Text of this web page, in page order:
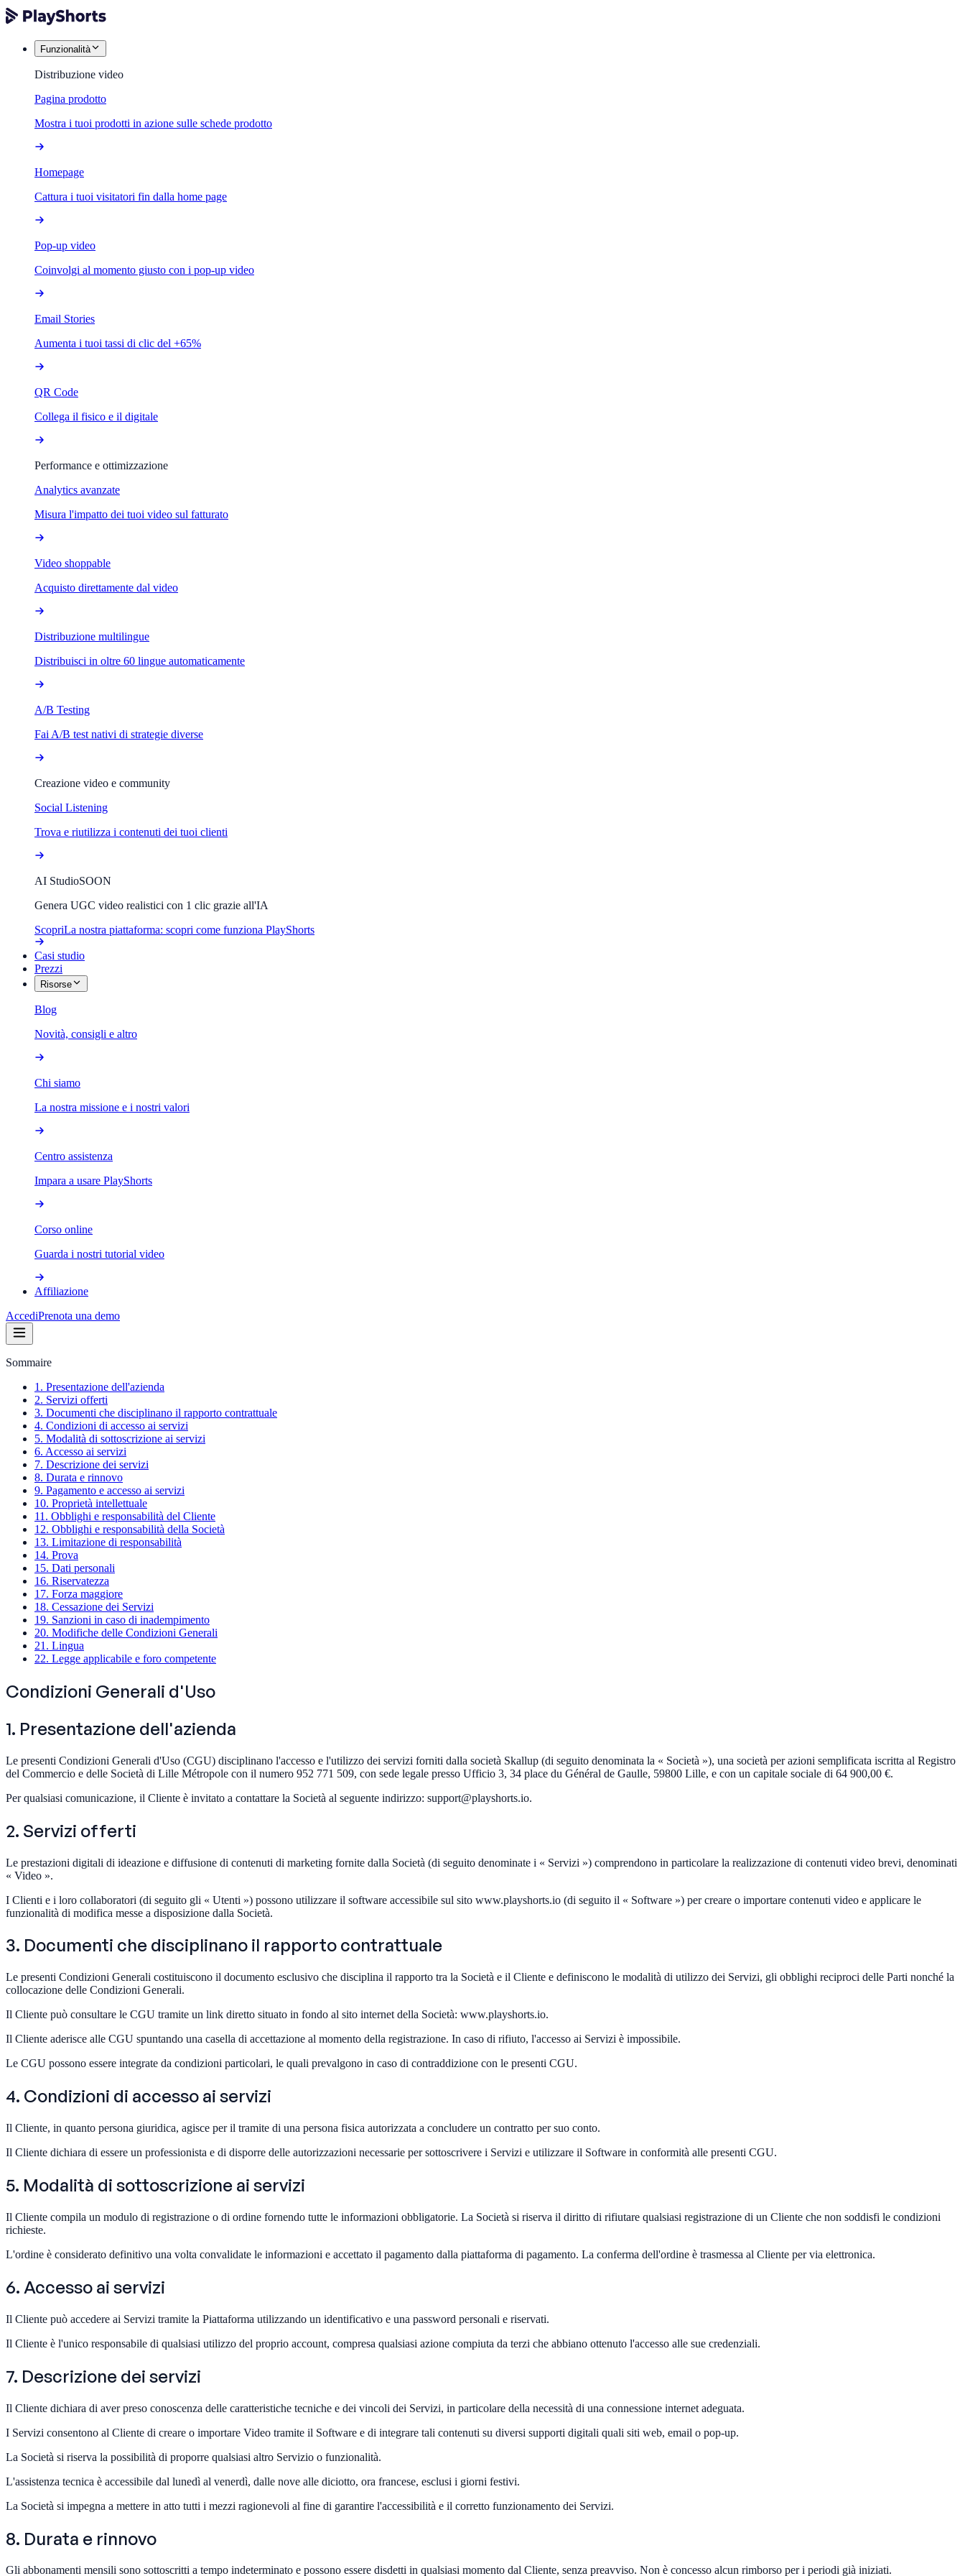
Funzionalità
Distribuzione video
Pagina prodotto
Mostra i tuoi prodotti in azione sulle schede prodotto
Homepage
Cattura i tuoi visitatori fin dalla home page
Pop-up video
Coinvolgi al momento giusto con i pop-up video
Email Stories
Aumenta i tuoi tassi di clic del +65%
QR Code
Collega il fisico e il digitale
Performance e ottimizzazione
Analytics avanzate
Misura l'impatto dei tuoi video sul fatturato
Video shoppable
Acquisto direttamente dal video
Distribuzione multilingue
Distribuisci in oltre 60 lingue automaticamente
A/B Testing
Fai A/B test nativi di strategie diverse
Creazione video e community
Social Listening
Trova e riutilizza i contenuti dei tuoi clienti
AI StudioSOON
Genera UGC video realistici con 1 clic grazie all'IA
ScopriLa nostra piattaforma: scopri come funziona PlayShorts
Casi studio
Prezzi
Risorse
Blog
Novità, consigli e altro
Chi siamo
La nostra missione e i nostri valori
Centro assistenza
Impara a usare PlayShorts
Corso online
Guarda i nostri tutorial video
Affiliazione
AccediPrenota una demo
Sommaire
1. Presentazione dell'azienda
2. Servizi offerti
3. Documenti che disciplinano il rapporto contrattuale
4. Condizioni di accesso ai servizi
5. Modalità di sottoscrizione ai servizi
6. Accesso ai servizi
7. Descrizione dei servizi
8. Durata e rinnovo
9. Pagamento e accesso ai servizi
10. Proprietà intellettuale
11. Obblighi e responsabilità del Cliente
12. Obblighi e responsabilità della Società
13. Limitazione di responsabilità
14. Prova
15. Dati personali
16. Riservatezza
17. Forza maggiore
18. Cessazione dei Servizi
19. Sanzioni in caso di inadempimento
20. Modifiche delle Condizioni Generali
21. Lingua
22. Legge applicabile e foro competente
Condizioni Generali d'Uso
1. Presentazione dell'azienda
Le presenti Condizioni Generali d'Uso (CGU) disciplinano l'accesso e l'utilizzo dei servizi forniti dalla società Skallup (di seguito denominata la « Società »), una società per azioni semplificata iscritta al Registro
del Commercio e delle Società di Lille Métropole con il numero 952 771 509, con sede legale presso Ufficio 3, 34 place du Général de Gaulle, 59800 Lille, e con un capitale sociale di 64 900,00 €.
Per qualsiasi comunicazione, il Cliente è invitato a contattare la Società al seguente indirizzo: support@playshorts.io.
2. Servizi offerti
Le prestazioni digitali di ideazione e diffusione di contenuti di marketing fornite dalla Società (di seguito denominate i « Servizi ») comprendono in particolare la realizzazione di contenuti video brevi, denominati
« Video ».
I Clienti e i loro collaboratori (di seguito gli « Utenti ») possono utilizzare il software accessibile sul sito www.playshorts.io (di seguito il « Software ») per creare o importare contenuti video e applicare le
funzionalità di modifica messe a disposizione dalla Società.
3. Documenti che disciplinano il rapporto contrattuale
Le presenti Condizioni Generali costituiscono il documento esclusivo che disciplina il rapporto tra la Società e il Cliente e definiscono le modalità di utilizzo dei Servizi, gli obblighi reciproci delle Parti nonché la
collocazione delle Condizioni Generali.
Il Cliente può consultare le CGU tramite un link diretto situato in fondo al sito internet della Società: www.playshorts.io.
Il Cliente aderisce alle CGU spuntando una casella di accettazione al momento della registrazione. In caso di rifiuto, l'accesso ai Servizi è impossibile.
Le CGU possono essere integrate da condizioni particolari, le quali prevalgono in caso di contraddizione con le presenti CGU.
4. Condizioni di accesso ai servizi
Il Cliente, in quanto persona giuridica, agisce per il tramite di una persona fisica autorizzata a concludere un contratto per suo conto.
Il Cliente dichiara di essere un professionista e di disporre delle autorizzazioni necessarie per sottoscrivere i Servizi e utilizzare il Software in conformità alle presenti CGU.
5. Modalità di sottoscrizione ai servizi
Il Cliente compila un modulo di registrazione o di ordine fornendo tutte le informazioni obbligatorie. La Società si riserva il diritto di rifiutare qualsiasi registrazione di un Cliente che non soddisfi le condizioni
richieste.
L'ordine è considerato definitivo una volta convalidate le informazioni e accettato il pagamento dalla piattaforma di pagamento. La conferma dell'ordine è trasmessa al Cliente per via elettronica.
6. Accesso ai servizi
Il Cliente può accedere ai Servizi tramite la Piattaforma utilizzando un identificativo e una password personali e riservati.
Il Cliente è l'unico responsabile di qualsiasi utilizzo del proprio account, compresa qualsiasi azione compiuta da terzi che abbiano ottenuto l'accesso alle sue credenziali.
7. Descrizione dei servizi
Il Cliente dichiara di aver preso conoscenza delle caratteristiche tecniche e dei vincoli dei Servizi, in particolare della necessità di una connessione internet adeguata.
I Servizi consentono al Cliente di creare o importare Video tramite il Software e di integrare tali contenuti su diversi supporti digitali quali siti web, email o pop-up.
La Società si riserva la possibilità di proporre qualsiasi altro Servizio o funzionalità.
L'assistenza tecnica è accessibile dal lunedì al venerdì, dalle nove alle diciotto, ora francese, esclusi i giorni festivi.
La Società si impegna a mettere in atto tutti i mezzi ragionevoli al fine di garantire l'accessibilità e il corretto funzionamento dei Servizi.
8. Durata e rinnovo
Gli abbonamenti mensili sono sottoscritti a tempo indeterminato e possono essere disdetti in qualsiasi momento dal Cliente, senza preavviso. Non è concesso alcun rimborso per i periodi già iniziati.